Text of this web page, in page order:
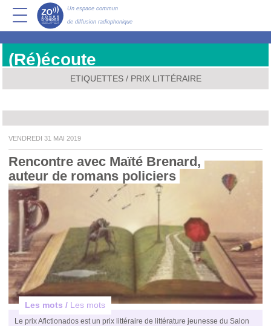
Un espace commun
de diffusion radiophonique
(Ré)écoute
ETIQUETTES / PRIX LITTÉRAIRE
VENDREDI 31 MAI 2019
Rencontre avec Maïté Brenard,
auteur de romans policiers
Les mots / Les mots
Le prix Afictionados est un prix littéraire de littérature jeunesse du Salon